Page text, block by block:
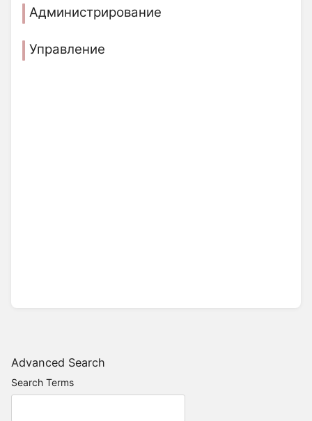
Advanced Search
Search Terms
Администрирование
Управление